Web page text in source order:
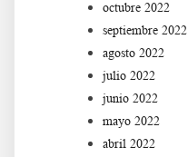
octubre 2022
septiembre 2022
agosto 2022
julio 2022
junio 2022
mayo 2022
abril 2022